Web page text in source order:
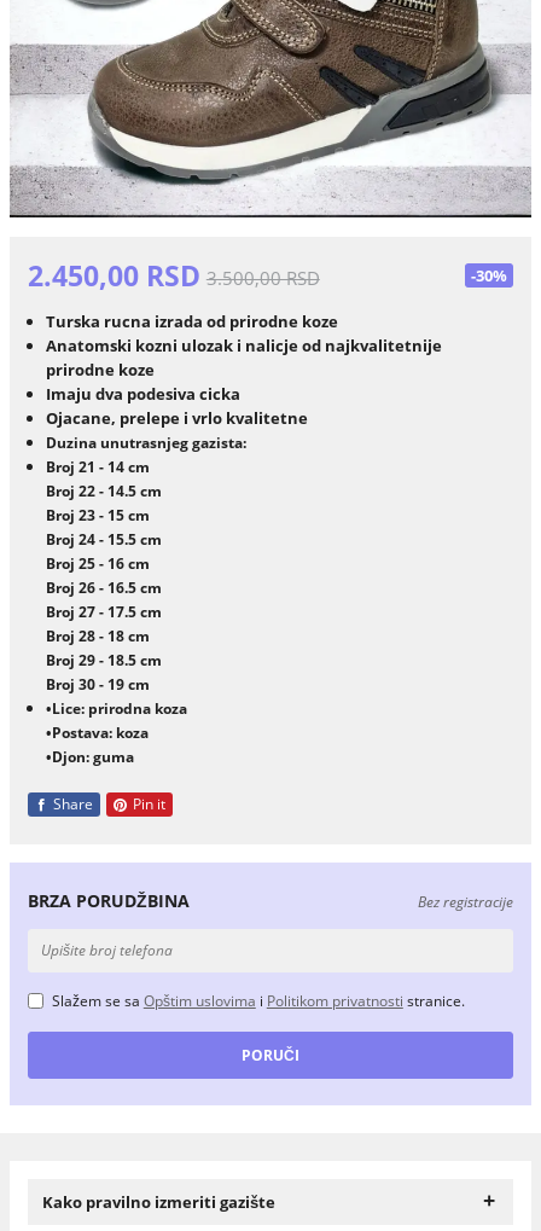
2.450,00 RSD 3.500,00 RSD -30%
Turska rucna izrada od prirodne koze
Anatomski kozni ulozak i nalicje od najkvalitetnije
prirodne koze
Imaju dva podesiva cicka
Ojacane, prelepe i vrlo kvalitetne
Duzina unutrasnjeg gazista:
Broj 21 - 14 cm
Broj 22 - 14.5 cm
Broj 23 - 15 cm
Broj 24 - 15.5 cm
Broj 25 - 16 cm
Broj 26 - 16.5 cm
Broj 27 - 17.5 cm
Broj 28 - 18 cm
Broj 29 - 18.5 cm
Broj 30 - 19 cm
•Lice: prirodna koza
•Postava: koza
•Djon: guma
Share Pin it
BRZA PORUDŽBINA Bez registracije
Slažem se sa Opštim uslovima i Politikom privatnosti stranice.
Kako pravilno izmeriti gazište +